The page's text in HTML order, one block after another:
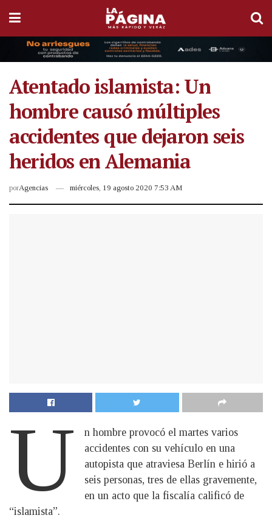
Atentado islamista: Un
hombre causó múltiples
accidentes que dejaron seis
heridos en Alemania
porAgencias miércoles, 19 agosto 2020 7:53 AM
U
n hombre provocó el martes varios
accidentes con su vehículo en una
autopista que atraviesa Berlín e hirió a
seis personas, tres de ellas gravemente,
en un acto que la fiscalía calificó de
“islamista”.